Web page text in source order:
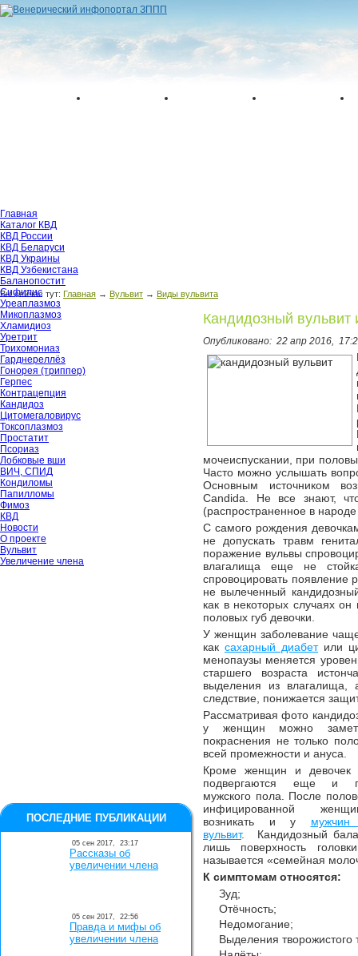
Главная
Каталог КВД
КВД России
КВД Беларуси
КВД Украины
КВД Узбекистана
Баланопостит
Сифилис
Уреаплазмоз
Микоплазмоз
Хламидиоз
Уретрит
Трихомониаз
Гарднереллёз
Гонорея (триппер)
Герпес
Контрацепция
Кандидоз
Цитомегаловирус
Токсоплазмоз
Простатит
Псориаз
Лобковые вши
ВИЧ, СПИД
Кондиломы
Папилломы
Фимоз
КВД
Новости
О проекте
Вульвит
Увеличение члена
Вы сейчас тут: Главная → Вульвит → Виды вульвита
Кандидозный вульвит
Опубликовано: 22 апр 2016,
мочеиспускании, при
Часто можно услышать
Основным источником
Candida. Не все знают,
(распространенное в
С самого рождения
не допускать травм
поражение вульвы
влагалища еще не
спровоцировать появление
не вылеченный
как в некоторых случаях
половых губ девочки.
У женщин заболевание
как сахарный диабетили
менопаузы меняется
старшего возраста
выделения из влагалища,
следствие, понижается
Рассматривая фото
у женщин можно
покраснения не только
всей промежности и ануса.
Кроме женщин и девочек
подвергаются еще и
мужского пола. После
инфицированной
возникать и у мужчин
вульвит. Кандидозный
лишь поверхность
называется «семейная
К симптомам относятся:
Зуд;
Отёчность;
Недомогание;
Выделения творожистого
ПОСЛЕДНИЕ ПУБЛИКАЦИИ
05 сен 2017, 23:17
Рассказы об
увеличении члена
05 сен 2017, 22:56
Правда и мифы об
увеличении члена